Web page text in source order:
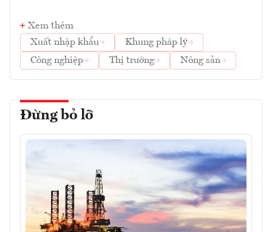
Xem thêm
Xuất nhập khẩu
Khung pháp lý
Công nghiệp
Thị trường Nông sản
Đừng bỏ lỡ